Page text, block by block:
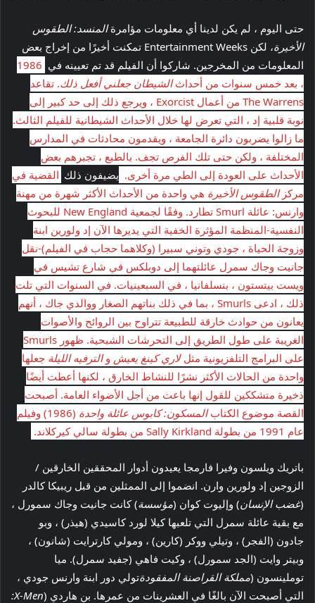
حتى اليوم ، لم يكن لدينا أي معلومات مؤامرةالمنسد: الطقوس
الأخيرة
، لكن Entertainment Weeks تمكنت أخيرًا من إخراج بعض
المعلومات من المخرجين. شاركوا أن الفيلم قد تم تعيينه في 1986
، بعد خمس سنوات من أحداثالشيطان جعلني أفعل ذلك. تقاعد
The Warrens من أعمال Exorcist ، ويرجع ذلك إلى حد كبير إلى
نوبة قلبية إد ، التي تعرض لها خلال الأحداث الشيطانية للفيلم الثالث.
ما زالوا يضربون دائرة الجامعة ، ويقدمون محادثات في المدارس
المختلفة ، ولكن حتى تلك الفرص تجف. بالطبع ، تجبرهم بعض
الأحداث على العودة إلى الطي مرة أخرى. يضيفون ذلك القضية في
مركزالطقوس الأخيرة هي واحدة من الأحداث الأكثر شهرة من مهنة
وارنس: عائلة Smurl تطارد. وفقًا لجمعية New England للبحوث
النفسية-المنظمة المؤثرة الخفية التي يديرها الآن إد ولورين ابنة
وزوجة الحياة ، جودي وتوني سبيرا (وكلاهما حجاب في الفيلم)-نقل
جانيت وجاك سمرل عائلتهما إلى دوبلكس في شارع تشيس في
ويست بيتستون ، بنسلفانيا ، في السبعينيات. في السنوات التي تلت
ذلك ، ادعى Smurls ، بما في ذلك بناتهم الصغار ووالدي جاك ، أنهم
يعانون من حوادث خارقة للطبيعة تتراوح بين الروائح والأصوات
الغريبة على طول الطريق إلى التحرشات الشبحية. ظهور Smurls
على البرامج التلفزيونية مثللاري كينغ يعيش والترفيه الليلة جعلها
واحدة من الحالات الأكثر نشرًا للنشاط الخارق ، لكنها أعطت أيضًا
ذخيرة متشككين للقول إنها باعت من أجل الأضواء العامة. أصبحت
القصة موضوع الكتابالمسكون: كابوس عائلة واحدة
(1986) وفيلم
عام 1991 من بطولة Sally Kirkland من بطولة سالي كيركلاند.
باتريك ويلسون وفيرا فارمجا يعيدون أدوار المحققين الخارقين /
الزوجين إد ولورين وارن. انضموا إلى الممثلين من قبل ريبيكا كالدر
(غضب الإنسان) وإليوت كوان (مؤسسة) كانت جانيت وجاك سمورل ،
مع بقية عائلة سمرل التي تلعبها كيلا لورد كاسيدي (هيذر) ، وبو
جادون (الفجر) ، وتيلي ووكر (كارين) ، ومولي كارترايت (شانون) ،
وبيتر وايت (الجد سمورل) ، وكيت فاهي (جفيد سمرل). ميا
توملينسون (مملكة القراصنة المفقودةتولي دور ابنة وارنس جودي ،
التي أصبحت الآن بالغًا في العشرينات من عمرها. بن هاردي (
X-Men: